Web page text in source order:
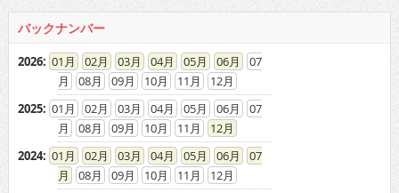
バックナンバー
2026: 01 02 03 04 05 06
07
08
09 10 11
12
2025: 01 02 03 04 05 06
07
08
09 10 11
12
2024: 01 02 03 04 05 06
07
08
09 10 11
12